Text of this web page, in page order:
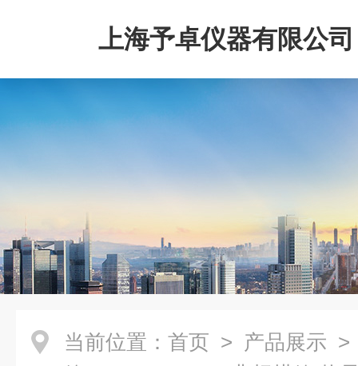
上海予卓仪器有限公司
当前位置： 首页 > 产品展示